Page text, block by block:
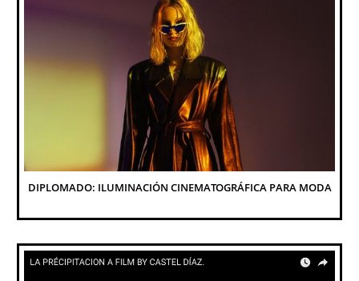
DIPLOMADO: ILUMINACIÓN CINEMATOGRÁFICA PARA MODA